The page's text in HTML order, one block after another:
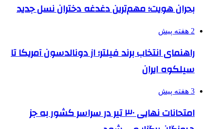
بحران هویت؛ مهم‌ترین دغدغه دختران نسل جدید
2 هفته پیش
راهنمای انتخاب برند فیلتر؛ از دونالدسون آمریکا تا
سیلکوه ایران
3 هفته پیش
امتحانات نهایی ۳۰ تیر در سراسر کشور به جز